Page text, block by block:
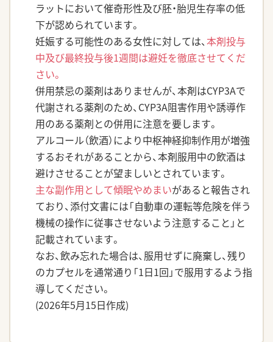
ラットにおいて催奇形性及び胚・胎児生存率の低
下が認められています。
妊娠する可能性のある女性に対しては、本剤投与
中及び最終投与後1週間は避妊を徹底させてくだ
さい。
併用禁忌の薬剤はありませんが、本剤はCYP3Aで
代謝される薬剤のため、CYP3A阻害作用や誘導作
用のある薬剤との併用に注意を要します。
アルコール（飲酒）により中枢神経抑制作用が増強
するおそれがあることから、本剤服用中の飲酒は
避けさせることが望ましいとされています。
主な副作用として傾眠やめまいがあると報告され
ており、添付文書には「自動車の運転等危険を伴う
機械の操作に従事させないよう注意すること」と
記載されています。
なお、飲み忘れた場合は、服用せずに廃棄し、残り
のカプセルを通常通り「1日1回」で服用するよう指
導してください。
(2026年5月15日作成)